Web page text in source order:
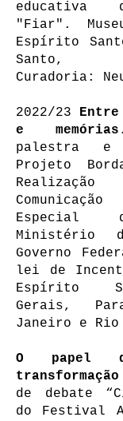
educativa
"Fiar".
Espírito
Santo,
Curadoria:
2022/23
e
palestra e
Projeto
Especial
Ministério
Governo
lei de
Espírito
Gerais,
Janeiro e Rio
O papel
de debate
do Festival